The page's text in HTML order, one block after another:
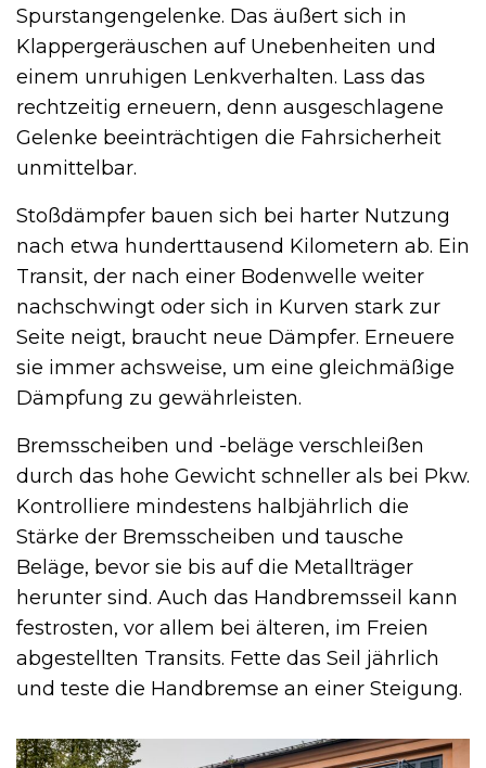
Spurstangengelenke. Das äußert sich in
Klappergeräuschen auf Unebenheiten und
einem unruhigen Lenkverhalten. Lass das
rechtzeitig erneuern, denn ausgeschlagene
Gelenke beeinträchtigen die Fahrsicherheit
unmittelbar.
Stoßdämpfer bauen sich bei harter Nutzung
nach etwa hunderttausend Kilometern ab. Ein
Transit, der nach einer Bodenwelle weiter
nachschwingt oder sich in Kurven stark zur
Seite neigt, braucht neue Dämpfer. Erneuere
sie immer achsweise, um eine gleichmäßige
Dämpfung zu gewährleisten.
Bremsscheiben und -beläge verschleißen
durch das hohe Gewicht schneller als bei Pkw.
Kontrolliere mindestens halbjährlich die
Stärke der Bremsscheiben und tausche
Beläge, bevor sie bis auf die Metallträger
herunter sind. Auch das Handbremsseil kann
festrosten, vor allem bei älteren, im Freien
abgestellten Transits. Fette das Seil jährlich
und teste die Handbremse an einer Steigung.